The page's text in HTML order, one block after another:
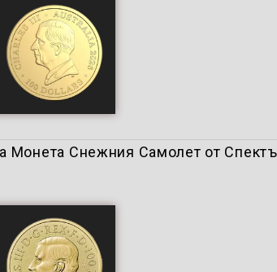
Монета Снежния Самолет от